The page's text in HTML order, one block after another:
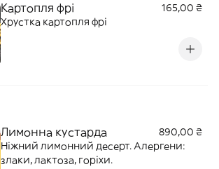
Картопля фрі
165,00 ₴
Хрустка картопля фрі
Лимонна кустарда
890,00 ₴
Ніжний лимонний десерт. Алергени:
злаки, лактоза, горіхи.